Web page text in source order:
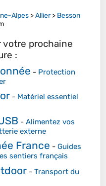
Alpes >Allier> Besson
votre prochaine
:
- Protection
- Matériel essentiel
- Alimentez vos
externe
France - Guides
sentiers français
- Transport du